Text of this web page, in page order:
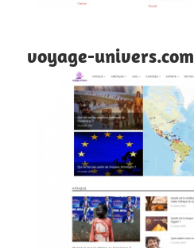
voyage-univers.com